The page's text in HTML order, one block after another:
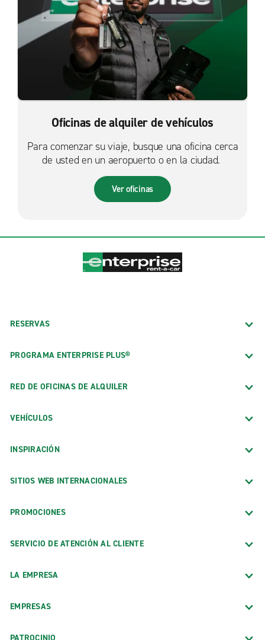
Oficinas de alquiler de vehículos
Para comenzar su viaje, busque una oficina cerca
de usted en un aeropuerto o en la ciudad.
Ver oficinas
RESERVAS
PROGRAMA ENTERPRISE PLUS®
RED DE OFICINAS DE ALQUILER
VEHÍCULOS
INSPIRACIÓN
SITIOS WEB INTERNACIONALES
PROMOCIONES
SERVICIO DE ATENCIÓN AL CLIENTE
LA EMPRESA
EMPRESAS